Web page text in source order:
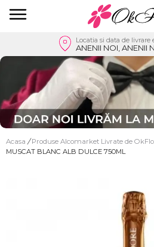
Locatia si data de livrare
ANENII NOI, ANENII
Acasa / Produse Alcomarket Livrate de
MUSCAT BLANC ALB DULCE 750ML